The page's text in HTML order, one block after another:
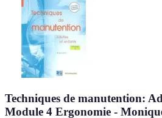
Techniques de manutention:
Module 4 Ergonomie -